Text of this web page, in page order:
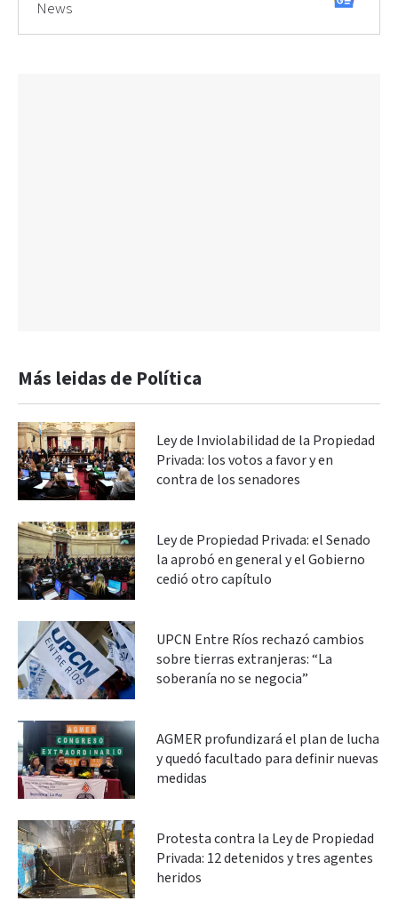
News
Más leidas de Política
Ley de Inviolabilidad de la Propiedad
Privada: los votos a favor y en
contra de los senadores
Ley de Propiedad Privada: el Senado
la aprobó en general y el Gobierno
cedió otro capítulo
UPCN Entre Ríos rechazó cambios
sobre tierras extranjeras: “La
soberanía no se negocia”
AGMER profundizará el plan de lucha
y quedó facultado para definir nuevas
medidas
Protesta contra la Ley de Propiedad
Privada: 12 detenidos y tres agentes
heridos